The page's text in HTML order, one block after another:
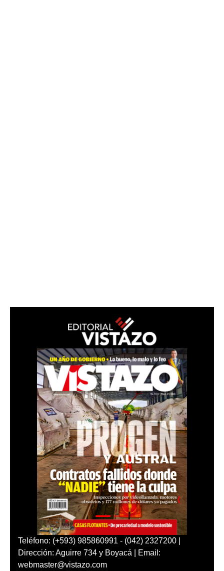
Teléfono: (+593) 985860991 - (042) 2327200 |
Dirección: Aguirre 734 y Boyacá | Email:
webmaster@vistazo.com